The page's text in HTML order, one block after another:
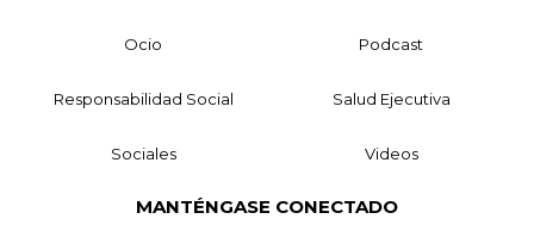
Ocio Podcast
Responsabilidad Social Salud Ejecutiva
Sociales Videos
MANTÉNGASE CONECTADO